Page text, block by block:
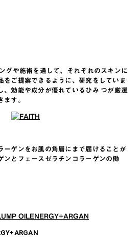
グや施術を通して、それぞれのスキンに
をご提案できるように、研究をしていま
、効能や成分が優れているひみ つが厳選
す。
ーゲンをお肌の角層にまで届けることが
ンとフェースゼラチンコラーゲンの働